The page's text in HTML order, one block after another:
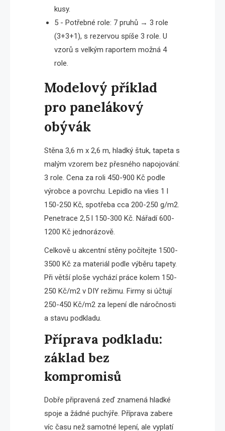
kusy.
5 - Potřebné role: 7 pruhů → 3 role
(3+3+1), s rezervou spíše 3 role. U
vzorů s velkým raportem možná 4
role.
Modelový příklad
pro panelákový
obývák
Stěna 3,6 m x 2,6 m, hladký štuk, tapeta s
malým vzorem bez přesného napojování:
3 role. Cena za roli 450-900 Kč podle
výrobce a povrchu. Lepidlo na vlies 1 l
150-250 Kč, spotřeba cca 200-250 g/m2.
Penetrace 2,5 l 150-300 Kč. Nářadí 600-
1200 Kč jednorázově.
Celkově u akcentní stěny počítejte 1500-
3500 Kč za materiál podle výběru tapety.
Při větší ploše vychází práce kolem 150-
250 Kč/m2 v DIY režimu. Firmy si účtují
250-450 Kč/m2 za lepení dle náročnosti
a stavu podkladu.
Příprava podkladu:
základ bez
kompromisů
Dobře připravená zeď znamená hladké
spoje a žádné puchýře. Příprava zabere
víc času než samotné lepení, ale vyplatí